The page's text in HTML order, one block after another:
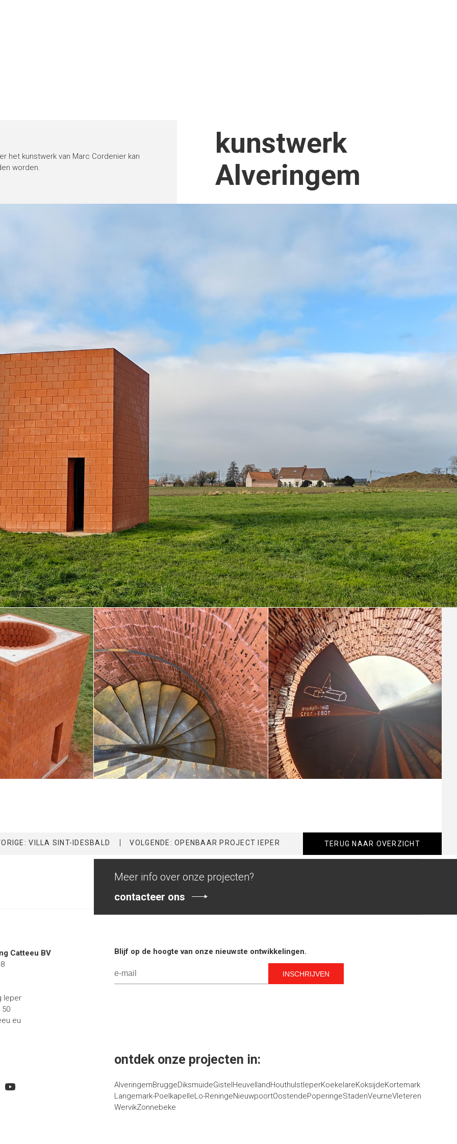
kunstwerk
Alveringem
het kunstwerk van Marc Cordenier kan
worden.
TERUG NAAR OVERZICHT
VILLA SINT-IDESBALD VOLGENDE: OPENBAAR PROJECT IEPER
Meer info over onze projecten?
contacteer ons
Catteeu BV
Ieper
50
Blijf op de hoogte van onze nieuwste ontwikkelingen.
ontdek onze projecten in:
AlveringemBruggeDiksmuideGistelHeuvellandHouthulstIeperKoekelareKoksijdeKortemark
Langemark-PoelkapelleLo-ReningeNieuwpoortOostendePoperingeStadenVeurneVleteren
WervikZonnebeke